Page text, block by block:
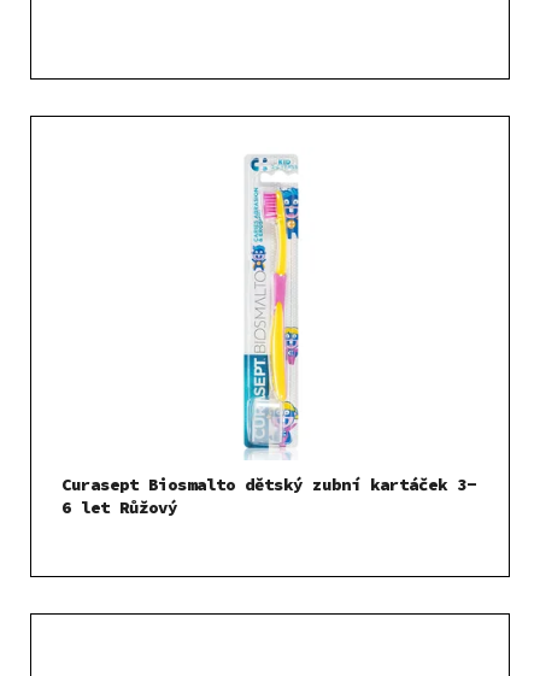
Curasept Biosmalto dětský zubní kartáček 3-
6 let Růžový